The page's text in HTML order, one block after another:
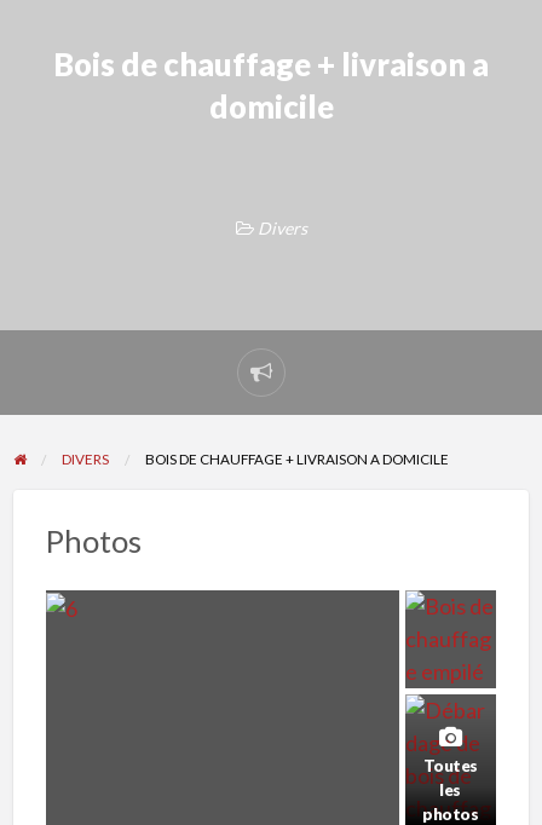
Bois de chauffage + livraison a
domicile
Divers
Signaler
un
problème
DIVERS BOIS DE CHAUFFAGE + LIVRAISON A DOMICILE
Photos
Toutes
les
photos